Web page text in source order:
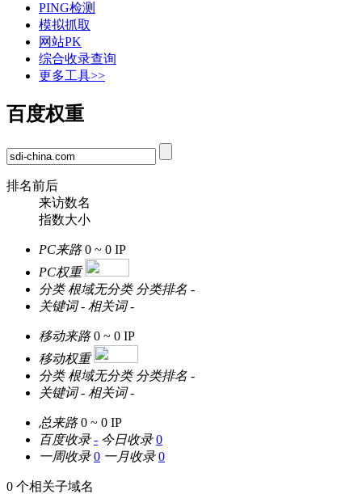
PING检测
模拟抓取
网站PK
综合收录查询
更多工具>>
百度权重
排名前后
来访数名
指数大小
PC来路 0 ~ 0 IP
PC权重
分类 根域无分类 分类排名 -
关键词 - 相关词 -
移动来路 0 ~ 0 IP
移动权重
分类 根域无分类 分类排名 -
关键词 - 相关词 -
总来路 0 ~ 0 IP
百度收录 - 今日收录 0
一周收录 0 一月收录 0
0 个相关子域名